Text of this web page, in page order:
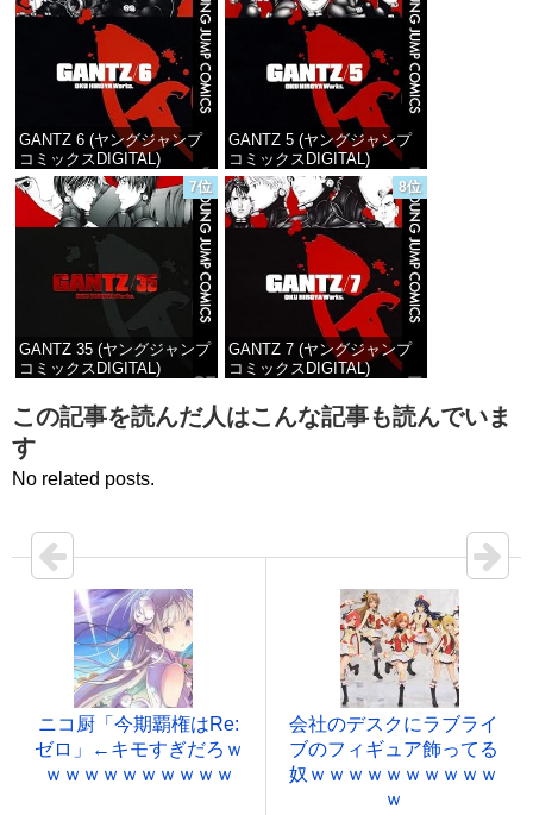
GANTZ 6 (ヤングジャンプ
コミックスDIGITAL)
価格：¥100
GANTZ 5 (ヤングジャンプ
コミックスDIGITAL)
価格：¥100
7位
GANTZ 35 (ヤングジャンプ
コミックスDIGITAL)
価格：¥100
8位
GANTZ 7 (ヤングジャンプ
コミックスDIGITAL)
価格：¥100
この記事を読んだ人はこんな記事も読んでいま
す
No related posts.
ニコ厨「今期覇権はRe:
ゼロ」←キモすぎだろｗ
ｗｗｗｗｗｗｗｗｗｗ
会社のデスクにラブライ
ブのフィギュア飾ってる
奴ｗｗｗｗｗｗｗｗｗｗ
ｗ